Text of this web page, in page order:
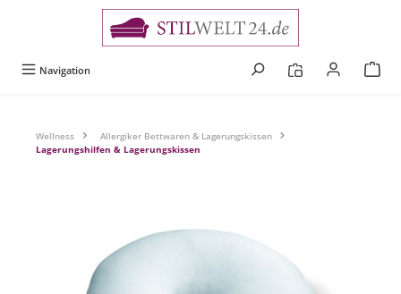
Navigation
Wellness
Allergiker Bettwaren & Lagerungskissen
Lagerungshilfen & Lagerungskissen